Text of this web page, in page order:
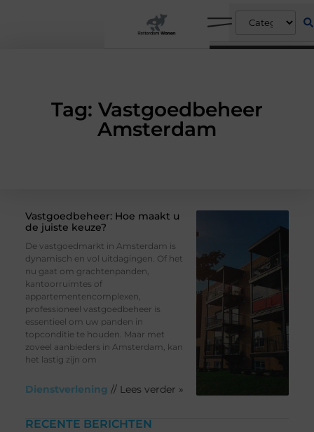
Tag: Vastgoedbeheer
Amsterdam
RECENTE BERICHTEN
Vastgoedbeheer: Hoe maakt u
de juiste keuze?
De vastgoedmarkt in Amsterdam is
dynamisch en vol uitdagingen. Of het
nu gaat om grachtenpanden,
kantoorruimtes of
appartementencomplexen,
professioneel vastgoedbeheer is
essentieel om uw panden in
topconditie te houden. Maar met
zoveel aanbieders in Amsterdam, kan
het lastig zijn om
Dienstverlening // Lees verder »